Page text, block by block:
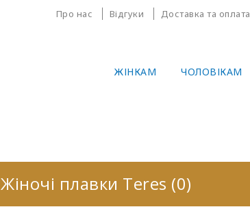
Про нас Відгуки Доставка та оплата
ЖІНКАМ ЧОЛОВІКАМ
Жіночі плавки Teres (0)